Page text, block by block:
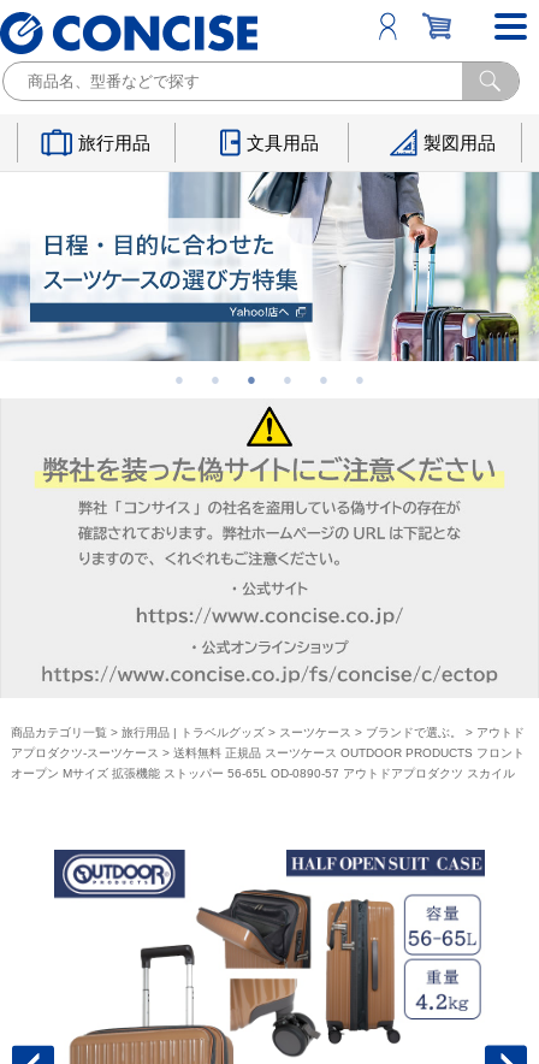
旅行用品 文具用品 製図用品
商品カテゴリ一覧 > 旅行用品 | トラベルグッズ> スーツケース > ブランドで選ぶ。 > アウトド
アプロダクツ-スーツケース > 送料無料 正規品 スーツケース OUTDOOR PRODUCTS フロント
オープン Mサイズ 拡張機能 ストッパー 56-65L OD-0890-57 アウトドアプロダクツ スカイル